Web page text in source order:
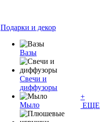
Подарки и декор
Вазы
Свечи и
диффузоры
Мыло
+
ЕЩЕ